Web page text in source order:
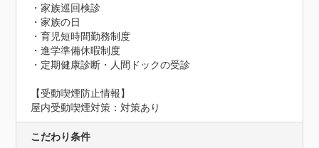
・家族巡回検診
・家族の日
・育児短時間勤務制度
・進学準備休暇制度
・定期健康診断・人間ドックの受診
【受動喫煙防止情報】
屋内受動喫煙対策：対策あり
こだわり条件